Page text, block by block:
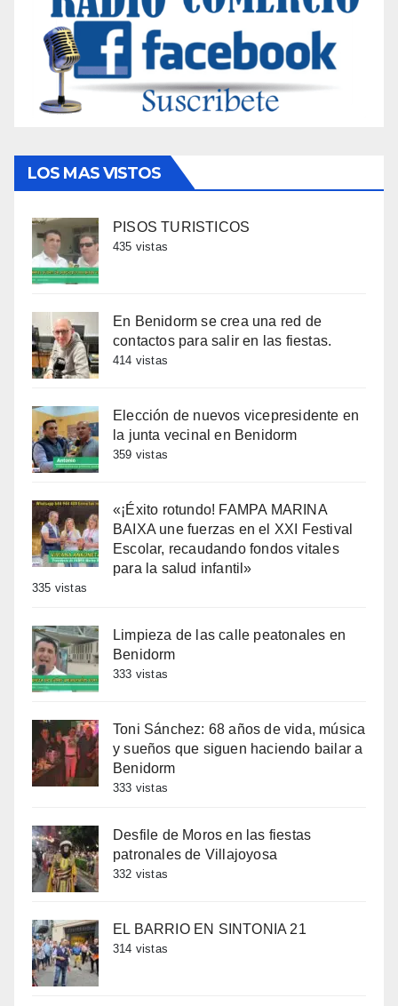
LOS MAS VISTOS
PISOS TURISTICOS
435 vistas
En Benidorm se crea una red de
contactos para salir en las fiestas.
414 vistas
Elección de nuevos vicepresidente en
la junta vecinal en Benidorm
359 vistas
«¡Éxito rotundo! FAMPA MARINA
BAIXA une fuerzas en el XXI Festival
Escolar, recaudando fondos vitales
para la salud infantil»
335 vistas
Limpieza de las calle peatonales en
Benidorm
333 vistas
Toni Sánchez: 68 años de vida, música
y sueños que siguen haciendo bailar a
Benidorm
333 vistas
Desfile de Moros en las fiestas
patronales de Villajoyosa
332 vistas
EL BARRIO EN SINTONIA 21
314 vistas